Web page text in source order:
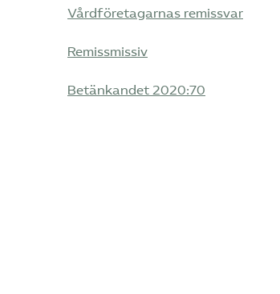
Vårdföretagarnas remissvar
Remissmissiv
Betänkandet 2020:70